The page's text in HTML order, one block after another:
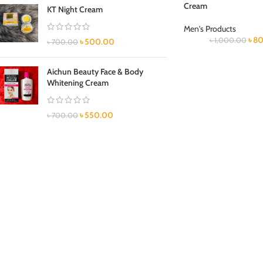
KT Night Cream
৳700.00 ৳500.00
Aichun Beauty Face & Body
Whitening Cream
৳700.00 ৳550.00
Cream
Men's Products
৳1,000.00 ৳